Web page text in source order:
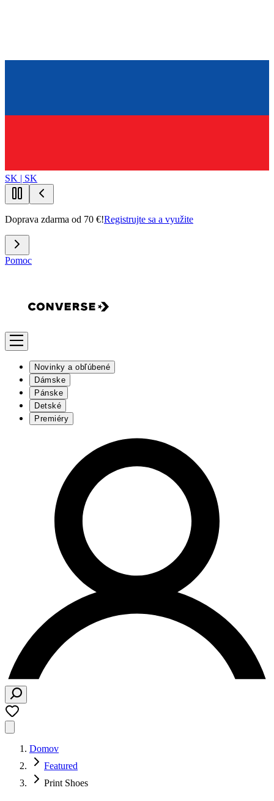
SK | SK
Doprava zdarma od 70 €!Registrujte sa a využite
Pomoc
Novinky a obľúbené
Dámske
Pánske
Detské
Premiéry
Domov
Featured
Print Shoes